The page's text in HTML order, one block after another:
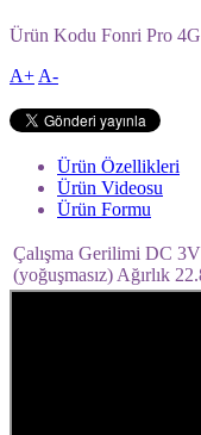
Ürün Kodu Fonri Pro
A+ A-
Ürün Özellikleri
Ürün Videosu
Ürün Formu
Çalışma Gerilimi DC
(yoğuşmasız) Ağırlık